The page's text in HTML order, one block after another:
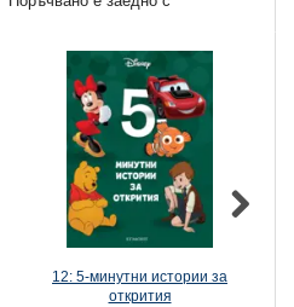
12: 5-минутни истории за
открития